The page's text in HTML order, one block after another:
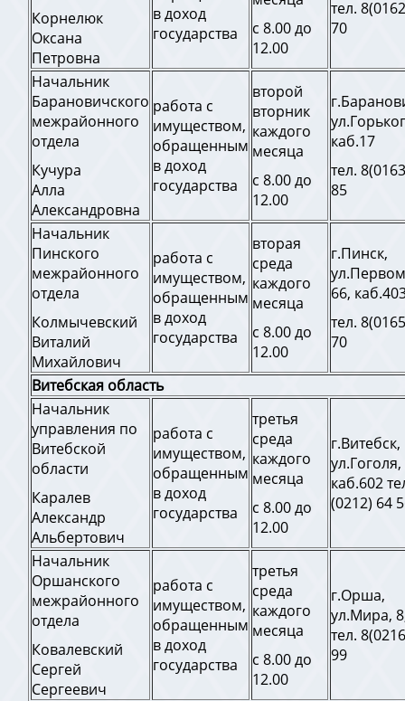
Корнелюк
Оксана
Петровна
в доход
государства
с 8.00 до
12.00
тел.
70
Начальник
Барановичского
межрайонного
отдела
Кучура
Алла
Александровна
работа с
имуществом,
обращенным
в доход
государства
второй
вторник
каждого
месяца
с 8.00 до
12.00
каб.17
тел.
85
Начальник
Пинского
межрайонного
отдела
Колмычевский
Виталий
Михайлович
работа с
имуществом,
обращенным
в доход
государства
вторая
среда
каждого
месяца
с 8.00 до
12.00
г.Пинск,
66,
тел.
70
Витебская область
Начальник
управления по
Витебской
области
Каралев
Александр
Альбертович
работа с
имуществом,
обращенным
в доход
государства
третья
среда
каждого
месяца
с 8.00 до
12.00
г.Витебск,
каб.602
(0212) 64
Начальник
Оршанского
межрайонного
отдела
Ковалевский
Сергей
Сергеевич
работа с
имуществом,
обращенным
в доход
государства
третья
среда
каждого
месяца
с 8.00 до
12.00
г.Орша,
ул.Мира,
тел.
99